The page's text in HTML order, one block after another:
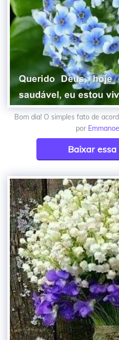
Bom dia! O simples fato de
por
Baixar